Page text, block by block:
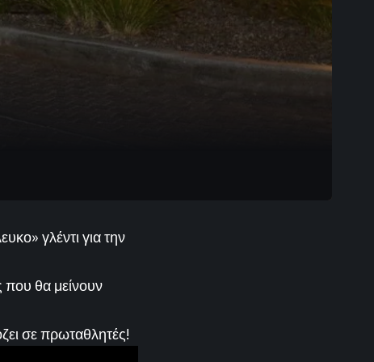
γλέντι για την
που θα μείνουν
σε πρωταθλητές!